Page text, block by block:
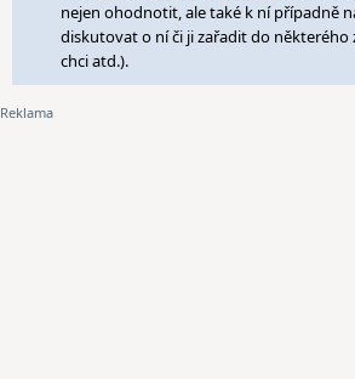
nejen ohodnotit, ale také k ní případně
diskutovat o ní či ji zařadit do některého
chci atd.).